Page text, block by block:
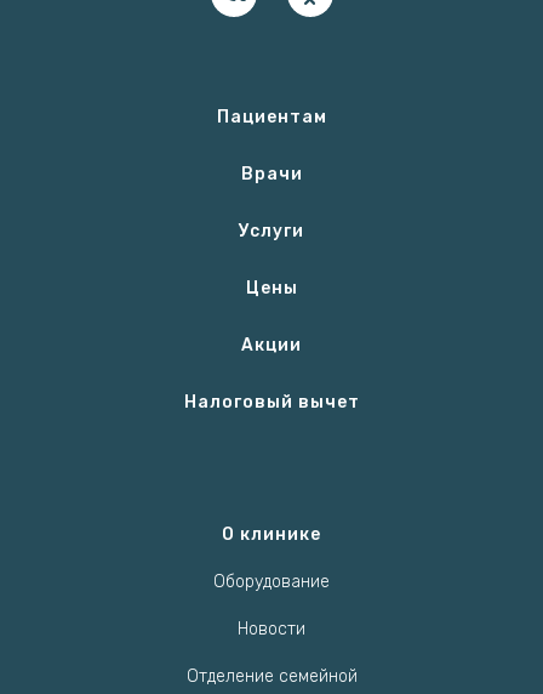
Пациентам
Врачи
Услуги
Цены
Акции
Налоговый вычет
О клинике
Оборудование
Новости
Отделение семейной